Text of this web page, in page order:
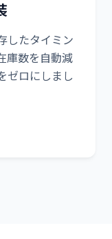
したタイミン
庫数を自動減
ゼロにしまし